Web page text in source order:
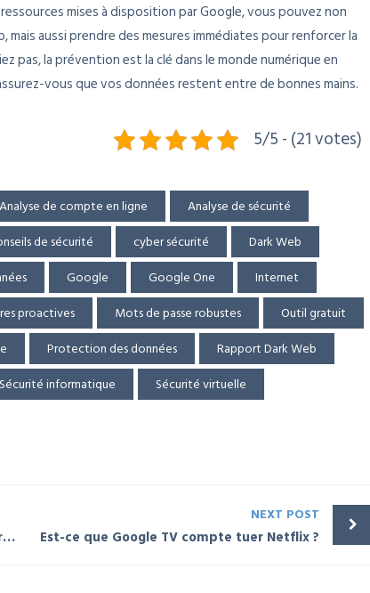
mises à disposition par Google, vous pouvez non
aussi prendre des mesures immédiates pour renforcer la
pas, la prévention est la clé dans le monde numérique en
vous que vos données restent entre de bonnes mains.
5/5 - (21 votes)
Analyse de compte en ligne
Analyse de sécurité
de sécurité cyber sécurité
Dark Web
Google Google One
Internet
proactives Mots de passe robustes
Outil gratuit
Protection des données
Rapport Dark Web
Sécurité informatique
Sécurité virtuelle
Typosquattage : comment se protéger sur internet ?
NEXT POST
Est-ce que Google TV compte tuer Netflix ?